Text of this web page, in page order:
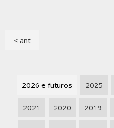
< ant
2026 e futuros 2025
2021 2020 2019